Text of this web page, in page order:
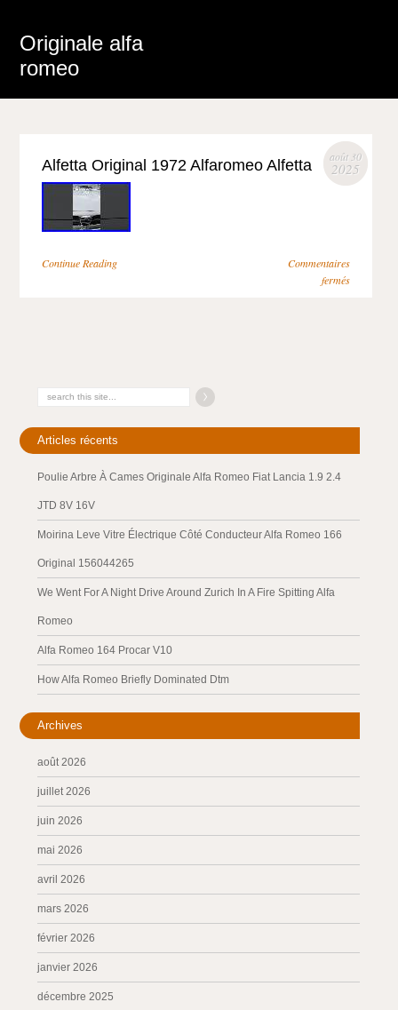
Originale alfa
romeo
août 30
2025
Alfetta Original 1972 Alfaromeo Alfetta
Continue Reading
Commentaires
fermés
Articles récents
Poulie Arbre À Cames Originale Alfa Romeo Fiat Lancia 1.9 2.4
JTD 8V 16V
Moirina Leve Vitre Électrique Côté Conducteur Alfa Romeo 166
Original 156044265
We Went For A Night Drive Around Zurich In A Fire Spitting Alfa
Romeo
Alfa Romeo 164 Procar V10
How Alfa Romeo Briefly Dominated Dtm
Archives
août 2026
juillet 2026
juin 2026
mai 2026
avril 2026
mars 2026
février 2026
janvier 2026
décembre 2025